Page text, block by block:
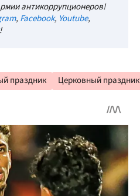
антикоррупционеров!
, Facebook, Youtube,
!
праздник Церковный праздник